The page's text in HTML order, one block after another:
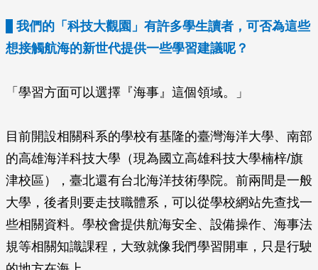
我們的「科技大觀園」有許多學生讀者，可否為這些
想接觸航海的新世代提供一些學習建議呢？
「學習方面可以選擇『海事』這個領域。」
目前開設相關科系的學校有基隆的臺灣海洋大學、南部
的高雄海洋科技大學（現為國立高雄科技大學楠梓/旗
津校區），臺北還有台北海洋技術學院。前兩間是一般
大學，後者則要走技職體系，可以從學校網站先查找一
些相關資料。學校會提供航海安全、設備操作、海事法
規等相關知識課程，大致就像我們學習開車，只是行駛